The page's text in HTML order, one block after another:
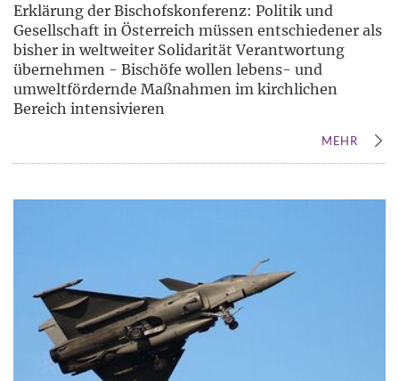
Erklärung der Bischofskonferenz: Politik und
Gesellschaft in Österreich müssen entschiedener als
bisher in weltweiter Solidarität Verantwortung
übernehmen - Bischöfe wollen lebens- und
umweltfördernde Maßnahmen im kirchlichen
Bereich intensivieren
MEHR